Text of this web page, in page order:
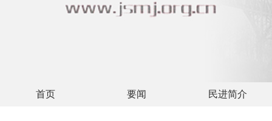
首页 要闻 民进简介